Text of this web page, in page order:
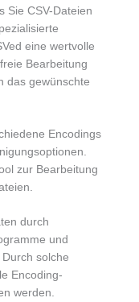
Sie CSV-Dateien
eine wertvolle
Bearbeitung
das gewünschte
Encodings
zur Bearbeitung
durch
und
solche
Encoding-
werden.